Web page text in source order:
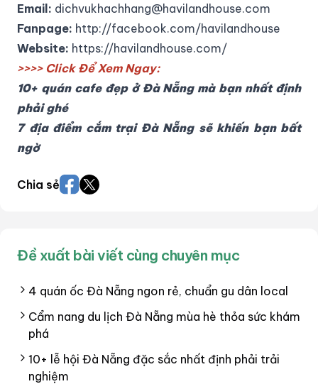
Email: dichvukhachhang@havilandhouse.com
Fanpage: http://facebook.com/havilandhouse
Website: https://havilandhouse.com/
>>>> Click Để Xem Ngay:
10+ quán cafe đẹp ở Đà Nẵng mà bạn nhất định
phải ghé
7 địa điểm cắm trại Đà Nẵng sẽ khiến bạn bất
ngờ
Chia sẻ
Đề xuất bài viết cùng chuyên mục
4 quán ốc Đà Nẵng ngon rẻ, chuẩn gu dân local
Cẩm nang du lịch Đà Nẵng mùa hè thỏa sức khám
phá
10+ lễ hội Đà Nẵng đặc sắc nhất định phải trải
nghiệm